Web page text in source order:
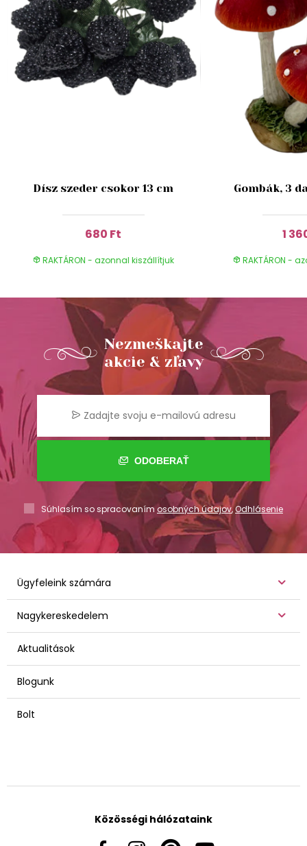
Dísz szeder csokor 13 cm
680 Ft
RAKTÁRON - azonnal kiszállítjuk
Gombák, 3
1
RAKTÁRON -
Nezmeškajte
akcie & zľavy
ODOBERAŤ
Súhlasím so spracovaním osobných údajov,Odhlásenie
Ügyfeleink számára
Nagykereskedelem
Aktualitások
Blogunk
Bolt
Közösségi hálózataink